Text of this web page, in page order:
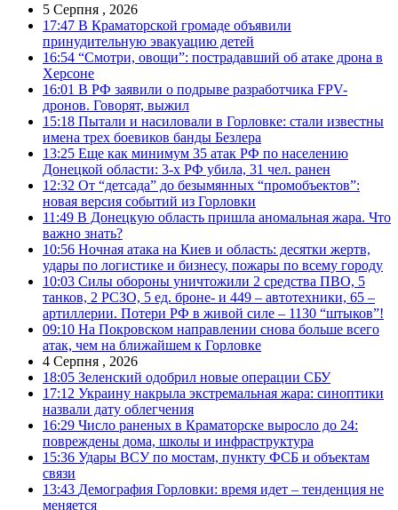
5 Серпня , 2026
17:47 В Краматорской громаде объявили
принудительную эвакуацию детей
16:54 “Смотри, овощи”: пострадавший об атаке дрона в
Херсоне
16:01 В РФ заявили о подрыве разработчика FPV-
дронов. Говорят, выжил
15:18 Пытали и насиловали в Горловке: стали известны
имена трех боевиков банды Безлера
13:25 Еще как минимум 35 атак РФ по населению
Донецкой области: 3-х РФ убила, 31 чел. ранен
12:32 От “детсада” до безымянных “промобъектов”:
новая версия событий из Горловки
11:49 В Донецкую область пришла аномальная жара. Что
важно знать?
10:56 Ночная атака на Киев и область: десятки жертв,
удары по логистике и бизнесу, пожары по всему городу
10:03 Силы обороны уничтожили 2 средства ПВО, 5
танков, 2 РСЗО, 5 ед. броне- и 449 – автотехники, 65 –
артиллерии. Потери РФ в живой силе – 1130 “штыков”!
09:10 На Покровском направлении снова больше всего
атак, чем на ближайшем к Горловке
4 Серпня , 2026
18:05 Зеленский одобрил новые операции СБУ
17:12 Украину накрыла экстремальная жара: синоптики
назвали дату облегчения
16:29 Число раненых в Краматорске выросло до 24:
повреждены дома, школы и инфраструктура
15:36 Удары ВСУ по мостам, пункту ФСБ и объектам
связи
13:43 Демография Горловки: время идет – тенденция не
меняется